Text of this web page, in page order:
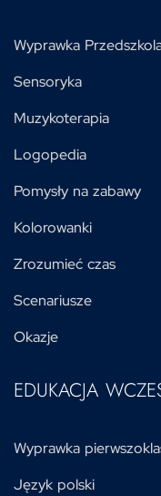
Wyprawka
Sensoryka
Muzykoterapia
Logopedia
Pomysły na zabawy
Kolorowanki
Zrozumieć czas
Scenariusze
Okazje
EDUKACJA
Wyprawka
Język polski